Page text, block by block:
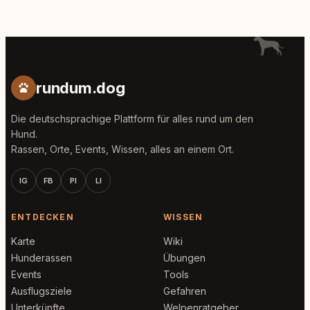
rundum.dog
Die deutschsprachige Plattform für alles rund um den
Hund.
Rassen, Orte, Events, Wissen, alles an einem Ort.
IG FB PI LI
ENTDECKEN
Karte
Hunderassen
Events
Ausflugsziele
Unterkünfte
WISSEN
Wiki
Übungen
Tools
Gefahren
Welpenratgeber